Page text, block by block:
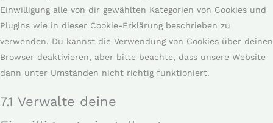
Einwilligung alle von dir gewählten Kategorien von Cookies und
Plugins wie in dieser Cookie-Erklärung beschrieben zu
verwenden. Du kannst die Verwendung von Cookies über deinen
Browser deaktivieren, aber bitte beachte, dass unsere Website
dann unter Umständen nicht richtig funktioniert.
7.1 Verwalte deine